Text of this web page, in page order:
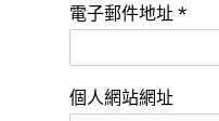
電子郵件地址 *
個人網站網址